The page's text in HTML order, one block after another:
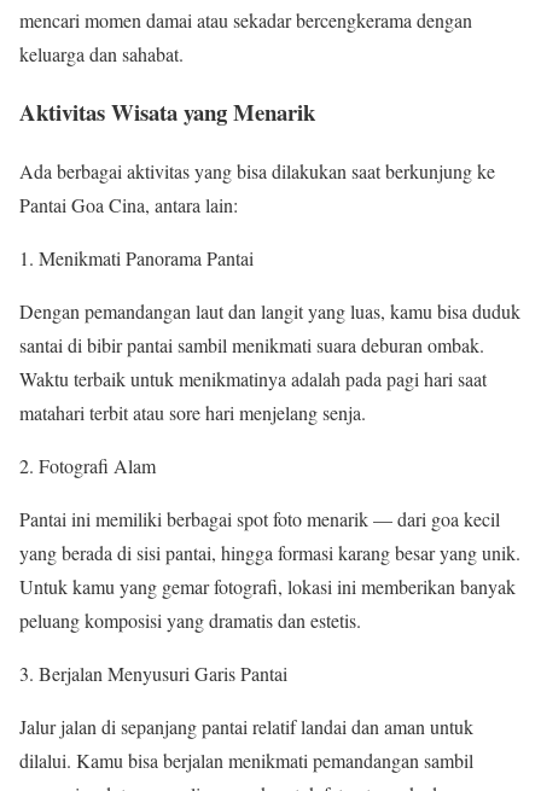
mencari momen damai atau sekadar bercengkerama dengan
keluarga dan sahabat.
Aktivitas Wisata yang Menarik
Ada berbagai aktivitas yang bisa dilakukan saat berkunjung ke
Pantai Goa Cina, antara lain:
Menikmati Panorama Pantai
Dengan pemandangan laut dan langit yang luas, kamu bisa duduk
santai di bibir pantai sambil menikmati suara deburan ombak.
Waktu terbaik untuk menikmatinya adalah pada pagi hari saat
matahari terbit atau sore hari menjelang senja.
Fotografi Alam
Pantai ini memiliki berbagai spot foto menarik — dari goa kecil
yang berada di sisi pantai, hingga formasi karang besar yang unik.
Untuk kamu yang gemar fotografi, lokasi ini memberikan banyak
peluang komposisi yang dramatis dan estetis.
Berjalan Menyusuri Garis Pantai
Jalur jalan di sepanjang pantai relatif landai dan aman untuk
dilalui. Kamu bisa berjalan menikmati pemandangan sambil